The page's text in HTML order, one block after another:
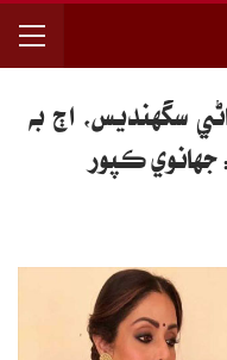
سگهنديس، اڄ به
ڪپور